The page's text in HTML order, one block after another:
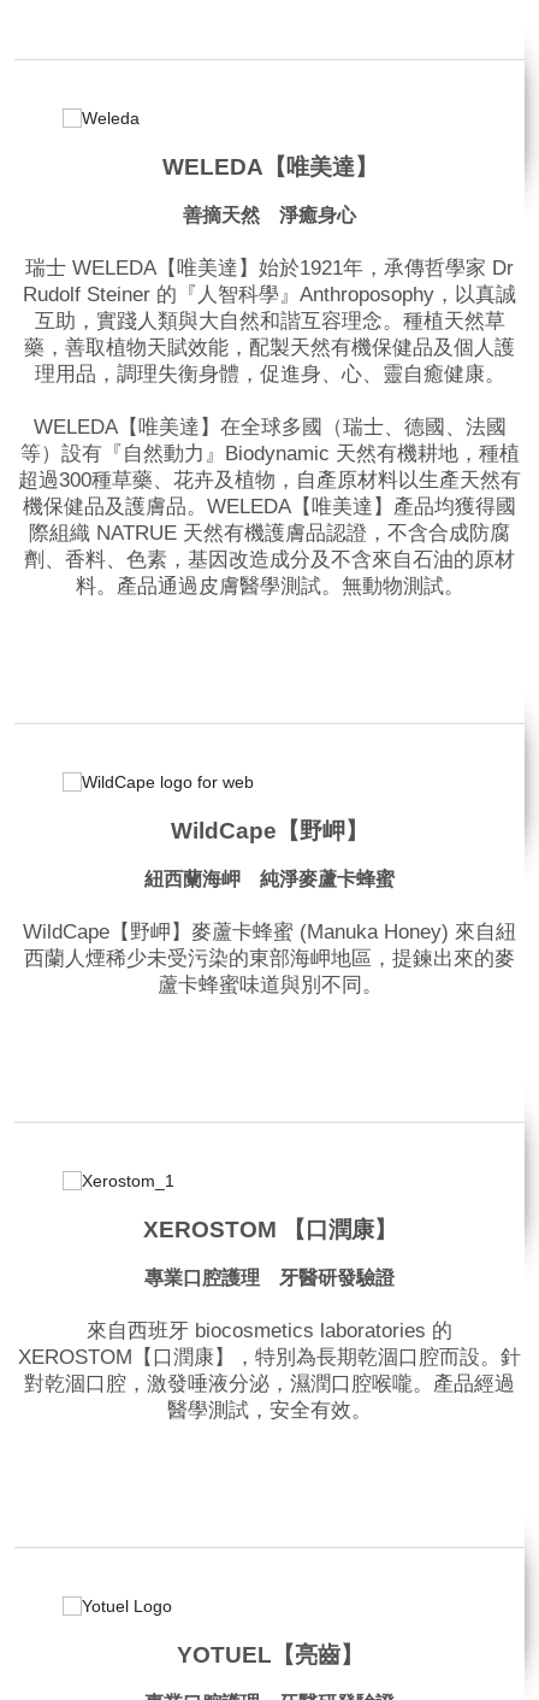
WELEDA【唯美達】
善摘天然 淨癒身心
瑞士 WELEDA【唯美達】始於1921年，承傳哲學家 Dr
Rudolf Steiner 的『人智科學』Anthroposophy，以真誠
互助，實踐人類與大自然和諧互容理念。種植天然草
藥，善取植物天賦效能，配製天然有機保健品及個人護
理用品，調理失衡身體，促進身、心、靈自癒健康。
WELEDA【唯美達】在全球多國（瑞士、德國、法國
等）設有『自然動力』Biodynamic 天然有機耕地，種植
超過300種草藥、花卉及植物，自產原材料以生產天然有
機保健品及護膚品。WELEDA【唯美達】產品均獲得國
際組織 NATRUE 天然有機護膚品認證，不含合成防腐
劑、香料、色素，基因改造成分及不含來自石油的原材
料。產品通過皮膚醫學測試。無動物測試。
WildCape【野岬】
紐西蘭海岬 純淨麥蘆卡蜂蜜
WildCape【野岬】麥蘆卡蜂蜜 (Manuka Honey) 來自紐
西蘭人煙稀少未受污染的東部海岬地區，提鍊出來的麥
蘆卡蜂蜜味道與別不同。
XEROSTOM 【口潤康】
專業口腔護理 牙醫研發驗證
來自西班牙 biocosmetics laboratories 的
XEROSTOM【口潤康】，特別為長期乾涸口腔而設。針
對乾涸口腔，激發唾液分泌，濕潤口腔喉嚨。產品經過
醫學測試，安全有效。
YOTUEL【亮齒】